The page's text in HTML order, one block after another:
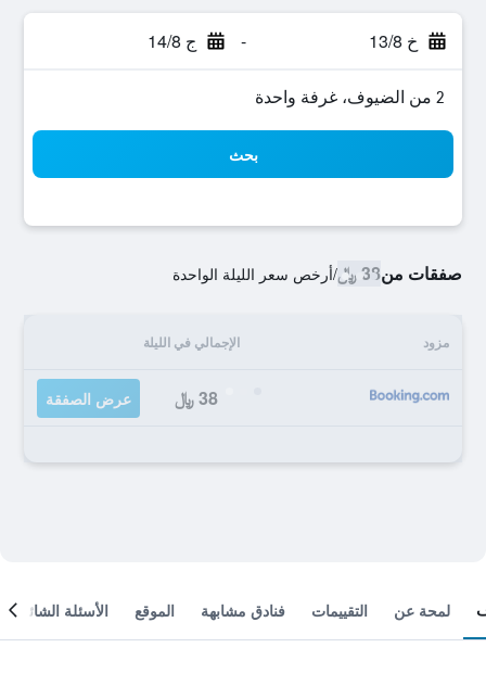
خ 13/8 - ج 14/8
2 من الضيوف، غرفة واحدة
بحث
صفقات من38 ﷼ /أرخص سعر الليلة الواحدة
مزود الإجمالي في الليلة
38 ﷼ عرض الصفقة
لمحة عن التقييمات فنادق مشابهة الموقع الأسئلة الشائعة